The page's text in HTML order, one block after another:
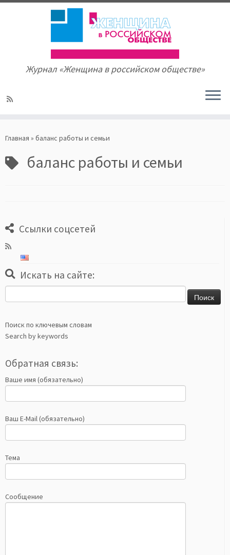
to
Журнал «Женщина в российском обществе»
Главная » баланс работы и семьи
баланс работы и семьи
Ссылки соцсетей
Искать на сайте:
Поиск по ключевым словам
Search by keywords
Обратная связь:
Ваше имя (обязательно)
Ваш E-Mail (обязательно)
Тема
Сообщение